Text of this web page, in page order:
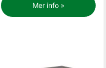
Mer info »